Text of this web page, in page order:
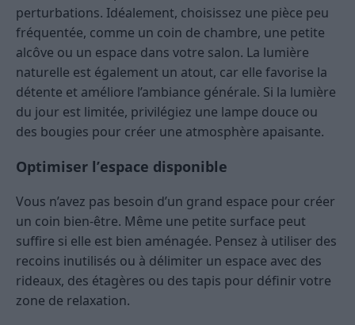
perturbations. Idéalement, choisissez une pièce peu
fréquentée, comme un coin de chambre, une petite
alcôve ou un espace dans votre salon. La lumière
naturelle est également un atout, car elle favorise la
détente et améliore l’ambiance générale. Si la lumière
du jour est limitée, privilégiez une lampe douce ou
des bougies pour créer une atmosphère apaisante.
Optimiser l’espace disponible
Vous n’avez pas besoin d’un grand espace pour créer
un coin bien-être. Même une petite surface peut
suffire si elle est bien aménagée. Pensez à utiliser des
recoins inutilisés ou à délimiter un espace avec des
rideaux, des étagères ou des tapis pour définir votre
zone de relaxation.